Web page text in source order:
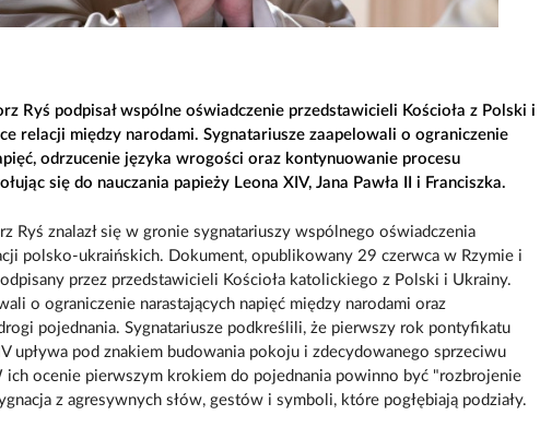
Ryś podpisał wspólne oświadczenie przedstawicieli Kościoła z Polski i
relacji między narodami. Sygnatariusze zaapelowali o ograniczenie
odrzucenie języka wrogości oraz kontynuowanie procesu
się do nauczania papieży Leona XIV, Jana Pawła II i Franciszka.
Ryś znalazł się w gronie sygnatariuszy wspólnego oświadczenia
polsko-ukraińskich. Dokument, opublikowany 29 czerwca w Rzymie i
przez przedstawicieli Kościoła katolickiego z Polski i Ukrainy.
o ograniczenie narastających napięć między narodami oraz
pojednania. Sygnatariusze podkreślili, że pierwszy rok pontyfikatu
upływa pod znakiem budowania pokoju i zdecydowanego sprzeciwu
ocenie pierwszym krokiem do pojednania powinno być "rozbrojenie
z agresywnych słów, gestów i symboli, które pogłębiają podziały.